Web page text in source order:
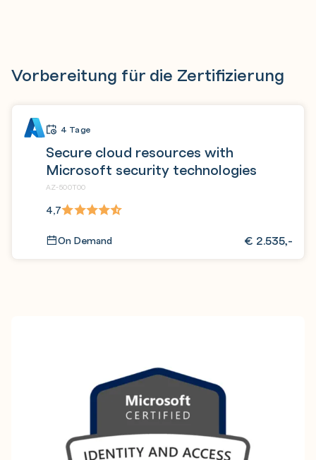
Vorbereitung für die Zertifizierung
4 Tage
Secure cloud resources with
Microsoft security technologies
AZ-500T00
4,7
On Demand € 2.535,-